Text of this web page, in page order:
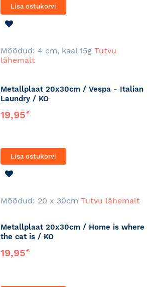
Lisa ostukorvi
Mõõdud: 4 cm, kaal 15g Tutvu
lähemalt
Metallplaat 20x30cm / Vespa - Italian
Laundry / KO
19,95€
Lisa ostukorvi
Mõõdud: 20 x 30cm Tutvu lähemalt
Metallplaat 20x30cm / Home is where
the cat is / KO
19,95€